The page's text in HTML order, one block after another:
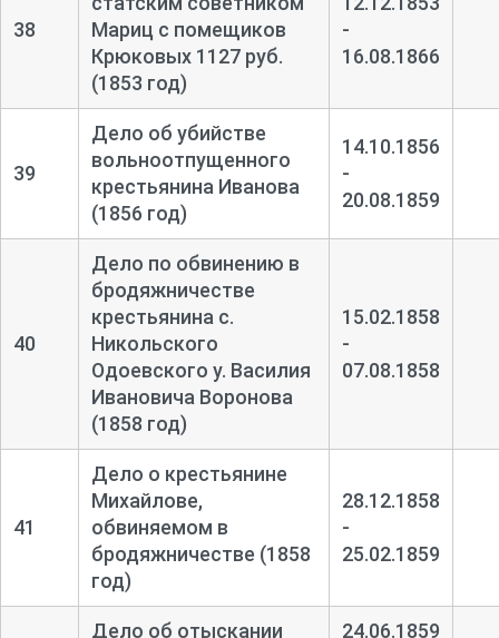
38
Мариц с помещиков
Крюковых 1127 руб.
(1853 год)
-
16.08.1866
39
Дело об убийстве
вольноотпущенного
крестьянина Иванова
(1856 год)
14.10.1856
-
20.08.1859
40
Дело по обвинению в
бродяжничестве
крестьянина с.
Никольского
Одоевского у. Василия
Ивановича Воронова
(1858 год)
15.02.1858
-
07.08.1858
41
Дело о крестьянине
Михайлове,
обвиняемом в
бродяжничестве (1858
год)
28.12.1858
-
25.02.1859
Дело об отыскании
24.06.1859